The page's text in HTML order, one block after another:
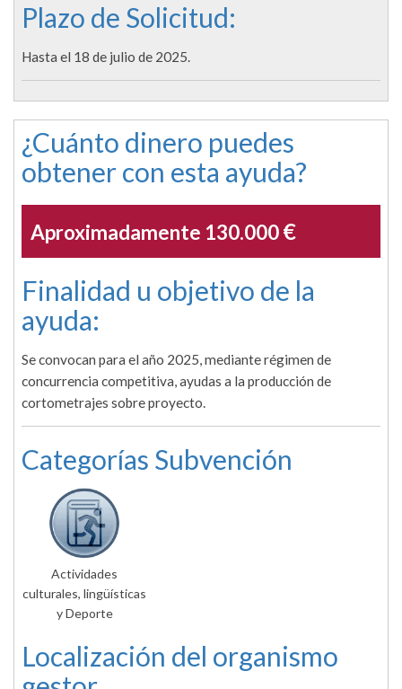
Plazo de Solicitud:
Hasta el 18 de julio de 2025.
¿Cuánto dinero puedes
obtener con esta ayuda?
Aproximadamente 130.000€
Finalidad u objetivo de la
ayuda:
Se convocan para el año 2025, mediante régimen de
concurrencia competitiva, ayudas a la producción de
cortometrajes sobre proyecto.
Categorías Subvención
Actividades
culturales, lingüísticas
y Deporte
Localización del organismo